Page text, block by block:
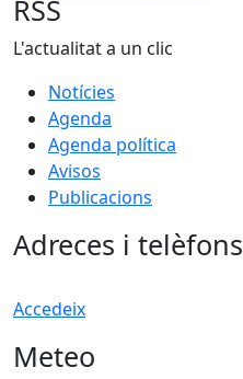
RSS
L'actualitat a un clic
Notícies
Agenda
Agenda política
Avisos
Publicacions
Adreces i telèfons
Accedeix
Meteo